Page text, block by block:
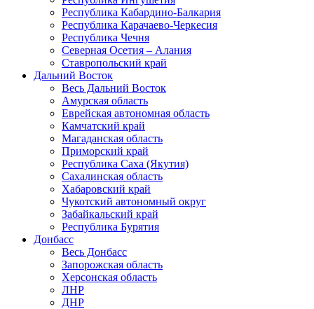
Республика Кабардино-Балкария
Республика Карачаево-Черкесия
Республика Чечня
Северная Осетия – Алания
Ставропольский край
Дальний Восток
Весь Дальний Восток
Амурская область
Еврейская автономная область
Камчатский край
Магаданская область
Приморский край
Республика Саха (Якутия)
Сахалинская область
Хабаровский край
Чукотский автономный округ
Забайкальский край
Республика Бурятия
Донбасс
Весь Донбасс
Запорожская область
Херсонская область
ЛНР
ДНР